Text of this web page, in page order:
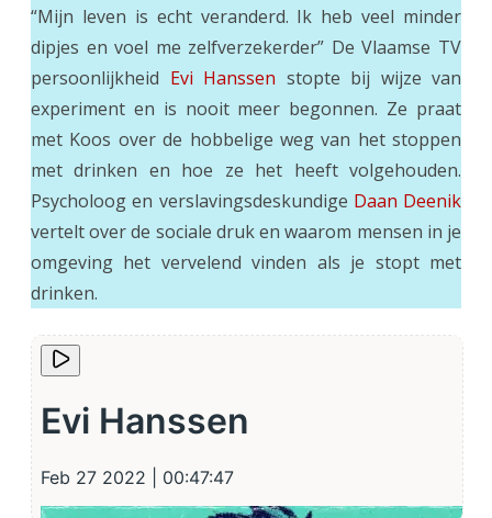
“Mijn leven is echt veranderd. Ik heb veel minder
dipjes en voel me zelfverzekerder” De Vlaamse TV
persoonlijkheid Evi Hanssen stopte bij wijze van
experiment en is nooit meer begonnen. Ze praat
met Koos over de hobbelige weg van het stoppen
met drinken en hoe ze het heeft volgehouden.
Psycholoog en verslavingsdeskundige Daan Deenik
vertelt over de sociale druk en waarom mensen in je
omgeving het vervelend vinden als je stopt met
drinken.